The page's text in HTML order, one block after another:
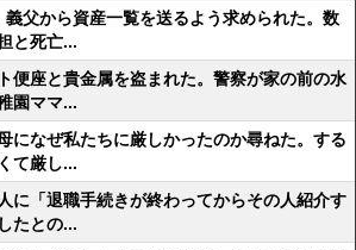
父から資産一覧を送るよう求められた。数
と死亡...
便座と貴金属を盗まれた。警察が家の前の水
園ママ...
になぜ私たちに厳しかったのか尋ねた。する
て厳し...
に「退職手続きが終わってからその人紹介す
たとの...